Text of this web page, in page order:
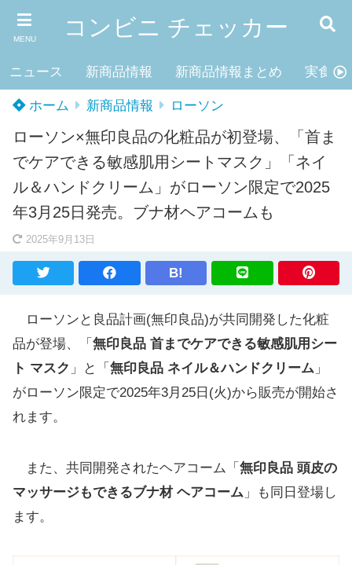
MENU コンビニ チェッカー
ニュース 新商品情報 新商品情報まとめ 実食レ
ホーム 新商品情報 ローソン
ローソン×無印良品の化粧品が初登場、「首ま
でケアできる敏感肌用シートマスク」「ネイ
ル＆ハンドクリーム」がローソン限定で2025
年3月25日発売。ブナ材ヘアコームも
2025年9月13日
B!
ローソンと良品計画(無印良品)が共同開発した化粧
品が登場、「 無印良品 首までケアできる敏感肌用シー
ト マスク 」と「 無印良品 ネイル＆ハンドクリーム 」
がローソン限定で2025年3月25日(火)から販売が開始さ
れます。
また、共同開発されたヘアコーム「 無印良品 頭皮の
マッサージもできるブナ材 ヘアコーム 」も同日登場し
ます。